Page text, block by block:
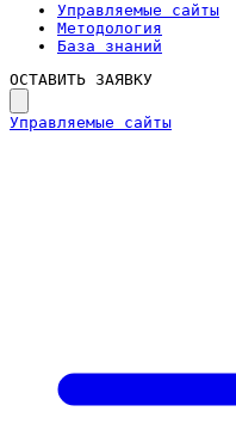
Управляемые сайты
Методология
База знаний
ОСТАВИТЬ ЗАЯВКУ
Управляемые сайты